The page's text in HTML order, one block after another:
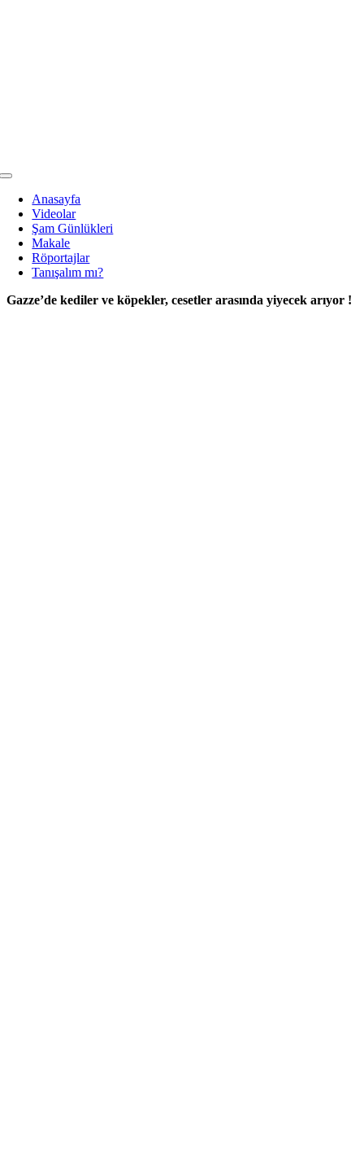
Toggle
NavigationAnasayfa
Videolar
Şam Günlükleri
Makale
Röportajlar
Tanışalım mı?
Gazze’de kediler ve köpekler, cesetler arasında yiyecek arıyor !